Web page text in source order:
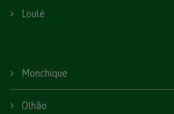
Loulé
Monchique
Olhão